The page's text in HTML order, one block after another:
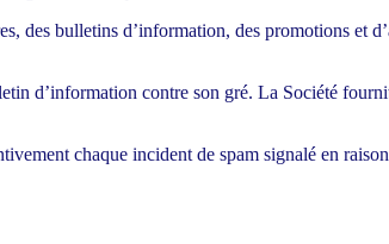
bulletins d’information, des promotions et
d’information contre son gré. La Société
chaque incident de spam signalé en